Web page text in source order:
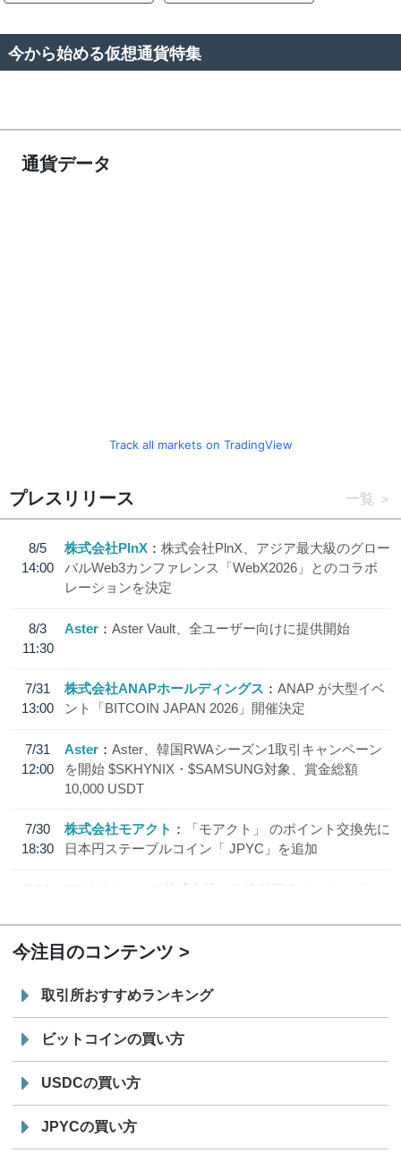
今から始める仮想通貨特集
通貨データ
Track all markets on TradingView
プレスリリース 一覧
8/5
14:00
株式会社PlnX
株式会社PlnX、アジア最大級のグロー
バルWeb3カンファレンス「WebX2026」とのコラボ
レーションを決定
8/3
11:30
Aster Aster Vault、全ユーザー向けに提供開始
7/31
13:00
株式会社ANAPホールディングス
ANAP が大型イベ
ント「BITCOIN JAPAN 2026」開催決定
7/31
12:00
Aster
Aster、韓国RWAシーズン1取引キャンペーン
を開始 $SKHYNIX・$SAMSUNG対象、賞金総額
10,000 USDT
7/30
18:30
株式会社モアクト
「モアクト」 のポイント交換先に
日本円ステーブルコイン「 JPYC」を追加
7/29
SBI VCトレード株式会社
信託型円建てステーブル
今注目のコンテンツ
取引所おすすめランキング
ビットコインの買い方
USDCの買い方
JPYCの買い方